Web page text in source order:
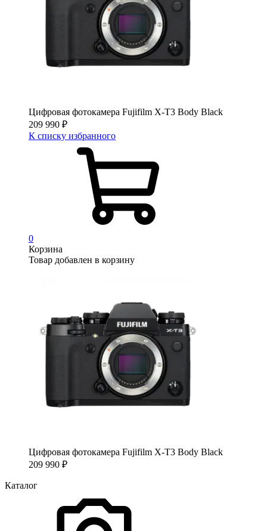
Цифровая фотокамера Fujifilm X-T3 Body Black
209 990 ₽
К списку избранного
0
Корзина
Товар добавлен в корзину
Цифровая фотокамера Fujifilm X-T3 Body Black
209 990 ₽
Каталог